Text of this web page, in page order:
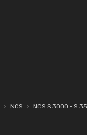
NCS
NCS S 3000 - S